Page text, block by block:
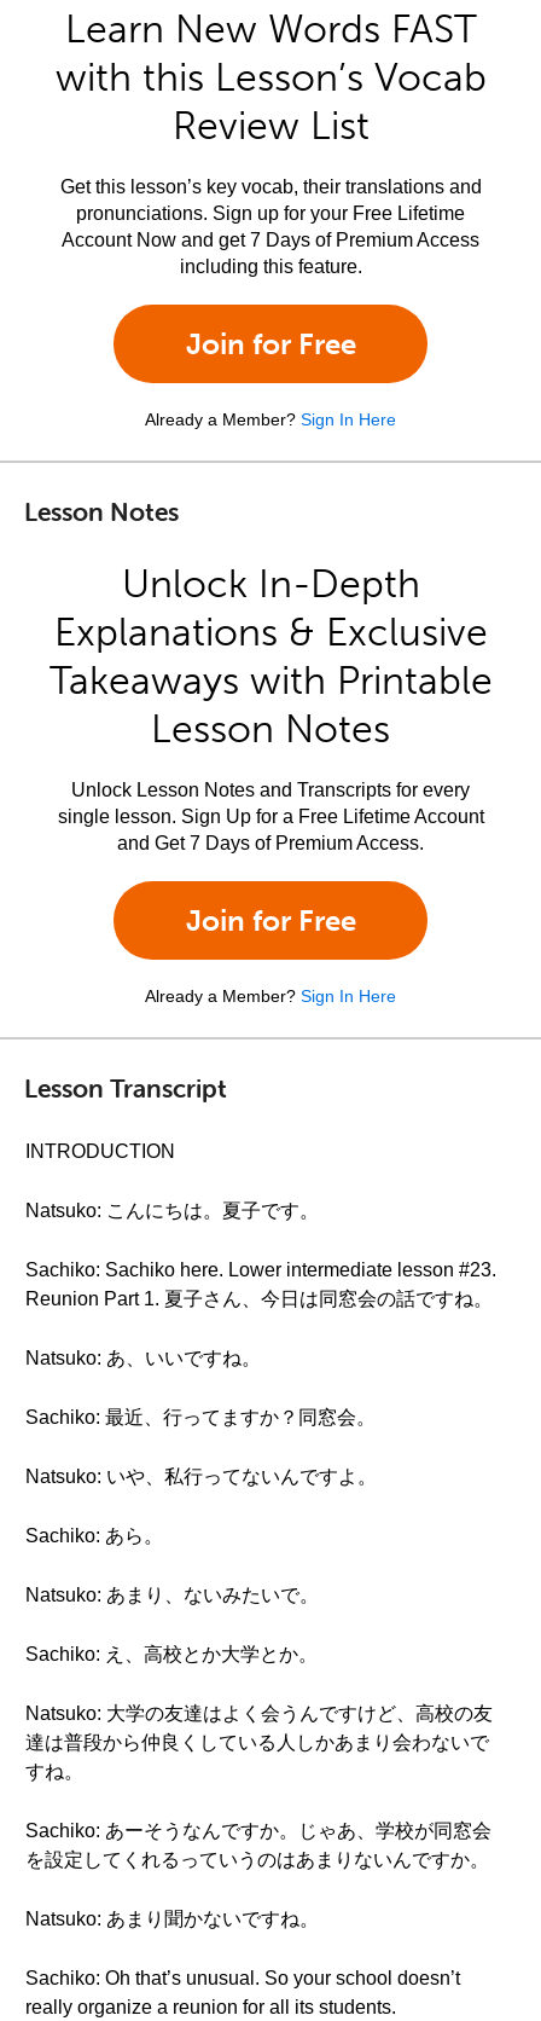
Learn New Words FAST
with this Lesson’s Vocab
Review List
Get this lesson’s key vocab, their translations and
pronunciations. Sign up for your Free Lifetime
Account Now and get 7 Days of Premium Access
including this feature.
Join for Free
Already a Member? Sign In Here
Lesson Notes
Unlock In-Depth
Explanations & Exclusive
Takeaways with Printable
Lesson Notes
Unlock Lesson Notes and Transcripts for every
single lesson. Sign Up for a Free Lifetime Account
and Get 7 Days of Premium Access.
Join for Free
Already a Member? Sign In Here
Lesson Transcript
INTRODUCTION
Natsuko: こんにちは。夏子です。
Sachiko: Sachiko here. Lower intermediate lesson #23.
Reunion Part 1. 夏子さん、今日は同窓会の話ですね。
Natsuko: あ、いいですね。
Sachiko: 最近、行ってますか？同窓会。
Natsuko: いや、私行ってないんですよ。
Sachiko: あら。
Natsuko: あまり、ないみたいで。
Sachiko: え、高校とか大学とか。
Natsuko: 大学の友達はよく会うんですけど、高校の友
達は普段から仲良くしている人しかあまり会わないで
すね。
Sachiko: あーそうなんですか。じゃあ、学校が同窓会
を設定してくれるっていうのはあまりないんですか。
Natsuko: あまり聞かないですね。
Sachiko: Oh that’s unusual. So your school doesn’t
really organize a reunion for all its students.